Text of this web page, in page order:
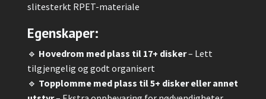
slitesterkt RPET-materiale
Egenskaper:
🔹 Hovedrom med plass til 17+ disker– Lett
tilgjengelig og godt organisert
🔹 Topplomme med plass til 5+ disker eller annet